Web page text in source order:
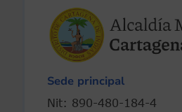
Sede principal
Nit: 890-480-